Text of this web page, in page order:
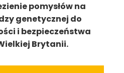
pomysłów na
genetycznej do
i bezpieczeństwa
Brytanii.